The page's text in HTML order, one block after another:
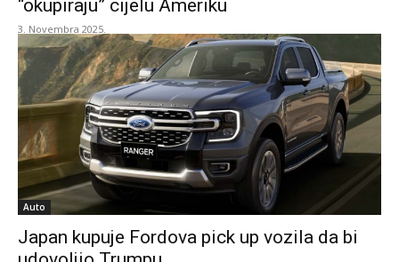
“okupiraju” cijelu Ameriku
3. Novembra 2025.
Auto
Japan kupuje Fordova pick up vozila da bi